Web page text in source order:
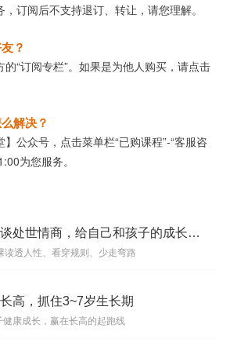
订阅后不支持退订、转让，请您理解。
？
“订阅专栏”。如果是为他人购买，请点击
解决？
公众号，点击菜单栏“已购课程”-“客服咨
为您服务。
刘墉谈处世情商，给自己和孩子的成长指南
读透人性、看穿规则、少走弯路
高，抓住3~7岁生长期
健康成长，赢在长高的起跑线